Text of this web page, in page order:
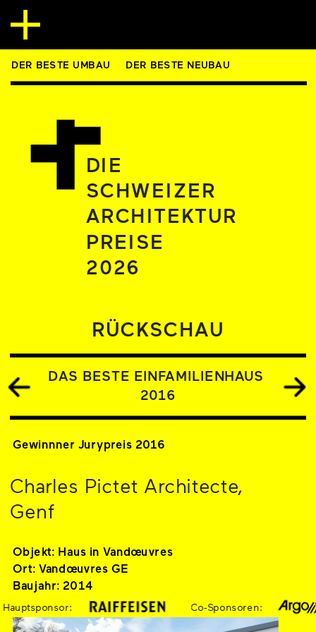
DER BESTE UMBAU DER BESTE NEUBAU
DIE
SCHWEIZER
ARCHITEKTUR
PREISE
2026
DAS BESTE EINFAMILIENHAUS
2016
Gewinnner Jurypreis 2016
Charles Pictet Architecte,
Genf
Objekt: Haus in Vandœuvres
Ort: Vandœuvres GE
Baujahr: 2014
RÜCKSCHAU
Co-Sponsoren: